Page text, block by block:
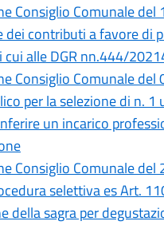
Consiglio Comunale
dei contributi a favore di
cui alle DGR nn.444/
Consiglio Comunale
per la selezione di n.
un incarico
Consiglio Comunale
selettiva es Art.
della sagra per